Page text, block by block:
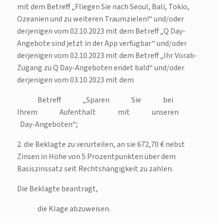
mit dem Betreff „Fliegen Sie nach Seoul, Bali, Tokio,
Ozeanien und zu weiteren Traumzielen!“ und/oder
derjenigen vom 02.10.2023 mit dem Betreff „Q Day-
Angebote sind jetzt in der App verfügbar“ und/oder
derjenigen vom 02.10.2023 mit dem Betreff „Ihr Vorab-
Zugang zu Q Day-Angeboten endet bald“ und/oder
derjenigen vom 03.10.2023 mit dem
Betreff „Sparen Sie bei
Ihrem Aufenthalt mit unseren
Day-Angeboten“;
2. die Beklagte zu verurteilen, an sie 672,70 € nebst
Zinsen in Höhe von 5 Prozentpunkten über dem
Basiszinssatz seit Rechtshängigkeit zu zahlen.
Die Beklagte beantragt,
die Klage abzuweisen.